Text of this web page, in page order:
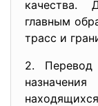
качества.
главным
трасс и
2. Перевод